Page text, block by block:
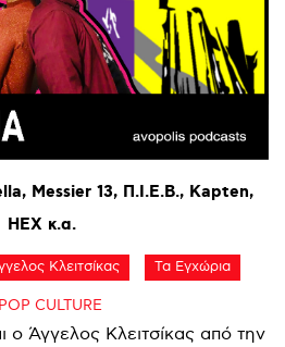
Messier 13, Π.Ι.Ε.Β., Kapten,
HEX κ.α.
Κλειτσίκας Τα Εγχώρια
POP CULTURE
Άγγελος Κλειτσίκας από την